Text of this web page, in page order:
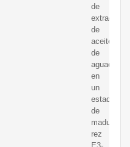
de
extracción
de
aceite
de
aguacate,
en
un
estado
de
madu-
rez